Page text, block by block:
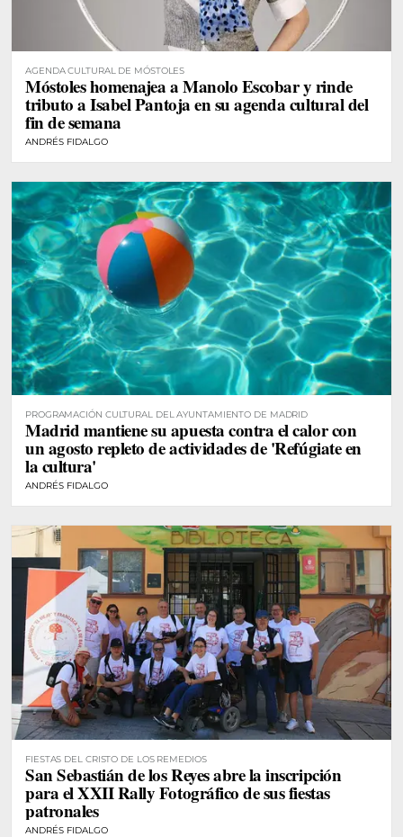
AGENDA CULTURAL DE MÓSTOLES
Móstoles homenajea a Manolo Escobar y rinde
tributo a Isabel Pantoja en su agenda cultural del
fin de semana
ANDRÉS FIDALGO
PROGRAMACIÓN CULTURAL DEL AYUNTAMIENTO DE MADRID
Madrid mantiene su apuesta contra el calor con
un agosto repleto de actividades de 'Refúgiate en
la cultura'
ANDRÉS FIDALGO
FIESTAS DEL CRISTO DE LOS REMEDIOS
San Sebastián de los Reyes abre la inscripción
para el XXII Rally Fotográfico de sus fiestas
patronales
ANDRÉS FIDALGO